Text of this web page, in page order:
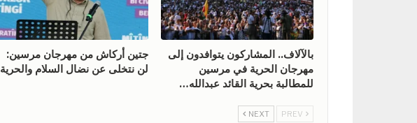
بالآلاف.. المشاركون يتوافدون إلى
مهرجان الحرية في مرسين
للمطالبة بحرية القائد عبدالله…
جتين أركاش من مهرجان مرسين:
لن نتخلى عن نضال السلام والحرية
NEXT